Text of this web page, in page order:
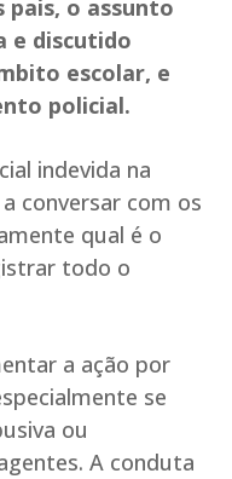
pais, o assunto
e discutido
escolar, e
policial.
indevida na
conversar com os
qual é o
todo o
a ação por
se
ou
A conduta